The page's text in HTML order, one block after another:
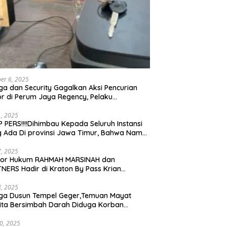
6, 2025
dan Security Gagalkan Aksi Pencurian
di Perum Jaya Regency, Pelaku
2025
PERS!!!!Dihimbau Kepada Seluruh Instansi
Ada Di provinsi Jawa Timur, Bahwa Nama
2025
Hukum RAHMAH MARSINAH dan
Hadir di Kraton By Pass Krian
2025
Dusun Tempel Geger,Temuan Mayat
Bersimbah Darah Diduga Korban
2025